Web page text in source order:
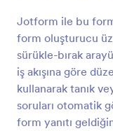
Jotform ile bu
form oluşturucu
sürükle-bırak
iş akışına göre
kullanarak tanık
soruları otomatik
form yanıtı